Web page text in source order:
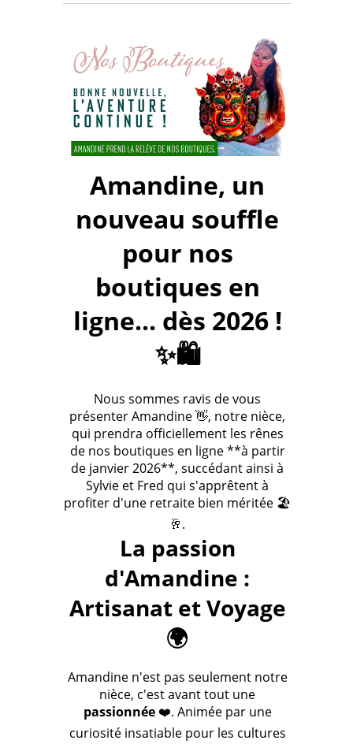
Amandine, un
nouveau souffle
pour nos
boutiques en
ligne... dès 2026 !
✨🛍️
Nous sommes ravis de vous
présenter Amandine 👋, notre nièce,
qui prendra officiellement les rênes
de nos boutiques en ligne **à partir
de janvier 2026**, succédant ainsi à
Sylvie et Fred qui s'apprêtent à
profiter d'une retraite bien méritée 🏖️
🥂.
La passion
d'Amandine :
Artisanat et Voyage
🌍
Amandine n'est pas seulement notre
nièce, c'est avant tout une
passionnée❤️. Animée par une
curiosité insatiable pour les cultures